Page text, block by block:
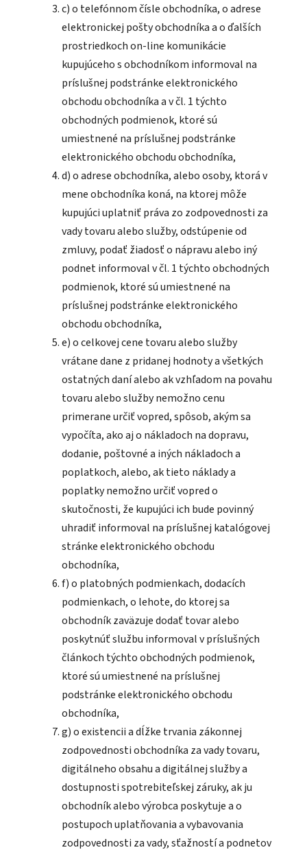
c) o telefónnom čísle obchodníka, o adrese
elektronickej pošty obchodníka a o ďalších
prostriedkoch on-line komunikácie
kupujúceho s obchodníkom informoval na
príslušnej podstránke elektronického
obchodu obchodníka a v čl. 1 týchto
obchodných podmienok, ktoré sú
umiestnené na príslušnej podstránke
elektronického obchodu obchodníka,
d) o adrese obchodníka, alebo osoby, ktorá v
mene obchodníka koná, na ktorej môže
kupujúci uplatniť práva zo zodpovednosti za
vady tovaru alebo služby, odstúpenie od
zmluvy, podať žiadosť o nápravu alebo iný
podnet informoval v čl. 1 týchto obchodných
podmienok, ktoré sú umiestnené na
príslušnej podstránke elektronického
obchodu obchodníka,
e) o celkovej cene tovaru alebo služby
vrátane dane z pridanej hodnoty a všetkých
ostatných daní alebo ak vzhľadom na povahu
tovaru alebo služby nemožno cenu
primerane určiť vopred, spôsob, akým sa
vypočíta, ako aj o nákladoch na dopravu,
dodanie, poštovné a iných nákladoch a
poplatkoch, alebo, ak tieto náklady a
poplatky nemožno určiť vopred o
skutočnosti, že kupujúci ich bude povinný
uhradiť informoval na príslušnej katalógovej
stránke elektronického obchodu
obchodníka,
f) o platobných podmienkach, dodacích
podmienkach, o lehote, do ktorej sa
obchodník zaväzuje dodať tovar alebo
poskytnúť službu informoval v príslušných
článkoch týchto obchodných podmienok,
ktoré sú umiestnené na príslušnej
podstránke elektronického obchodu
obchodníka,
g) o existencii a dĺžke trvania zákonnej
zodpovednosti obchodníka za vady tovaru,
digitálneho obsahu a digitálnej služby a
dostupnosti spotrebiteľskej záruky, ak ju
obchodník alebo výrobca poskytuje a o
postupoch uplatňovania a vybavovania
zodpovednosti za vady, sťažností a podnetov